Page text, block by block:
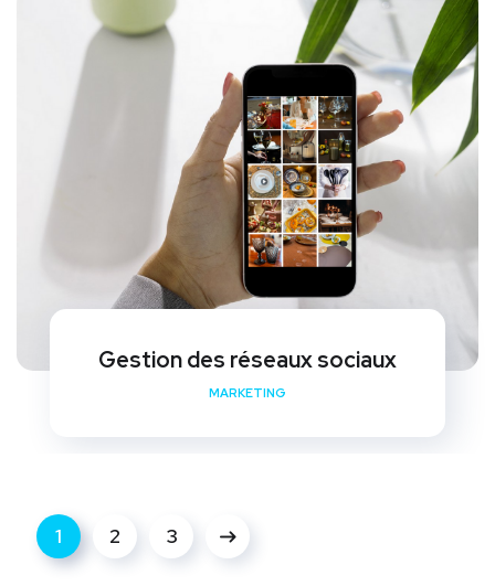
Gestion des réseaux sociaux
MARKETING
1 2 3